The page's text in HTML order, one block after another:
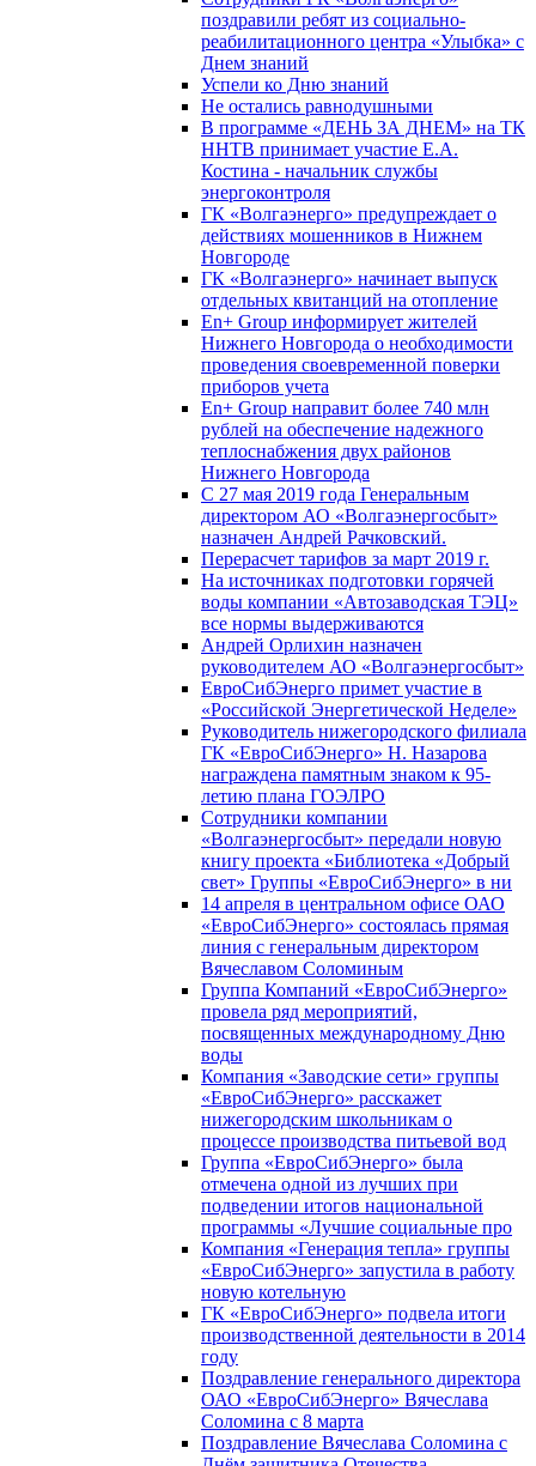
поздравили ребят из социально-
реабилитационного центра «Улыбка» с
Днем знаний
Успели ко Дню знаний
Не остались равнодушными
В программе «ДЕНЬ ЗА ДНЕМ» на ТК
ННТВ принимает участие Е.А.
Костина - начальник службы
энергоконтроля
ГК «Волгаэнерго» предупреждает о
действиях мошенников в Нижнем
Новгороде
ГК «Волгаэнерго» начинает выпуск
отдельных квитанций на отопление
En+ Group информирует жителей
Нижнего Новгорода о необходимости
проведения своевременной поверки
приборов учета
En+ Group направит более 740 млн
рублей на обеспечение надежного
теплоснабжения двух районов
Нижнего Новгорода
С 27 мая 2019 года Генеральным
директором АО «Волгаэнергосбыт»
назначен Андрей Рачковский.
Перерасчет тарифов за март 2019 г.
На источниках подготовки горячей
воды компании «Автозаводская ТЭЦ»
все нормы выдерживаются
Андрей Орлихин назначен
руководителем АО «Волгаэнергосбыт»
ЕвроСибЭнерго примет участие в
«Российской Энергетической Неделе»
Руководитель нижегородского филиала
ГК «ЕвроСибЭнерго» Н. Назарова
награждена памятным знаком к 95-
летию плана ГОЭЛРО
Сотрудники компании
«Волгаэнергосбыт» передали новую
книгу проекта «Библиотека «Добрый
свет» Группы «ЕвроСибЭнерго» в ни
14 апреля в центральном офисе ОАО
«ЕвроСибЭнерго» состоялась прямая
линия с генеральным директором
Вячеславом Соломиным
Группа Компаний «ЕвроСибЭнерго»
провела ряд мероприятий,
посвященных международному Дню
воды
Компания «Заводские сети» группы
«ЕвроСибЭнерго» расскажет
нижегородским школьникам о
процессе производства питьевой вод
Группа «ЕвроСибЭнерго» была
отмечена одной из лучших при
подведении итогов национальной
программы «Лучшие социальные про
Компания «Генерация тепла» группы
«ЕвроСибЭнерго» запустила в работу
новую котельную
ГК «ЕвроСибЭнерго» подвела итоги
производственной деятельности в 2014
году
Поздравление генерального директора
ОАО «ЕвроСибЭнерго» Вячеслава
Соломина с 8 марта
Поздравление Вячеслава Соломина с